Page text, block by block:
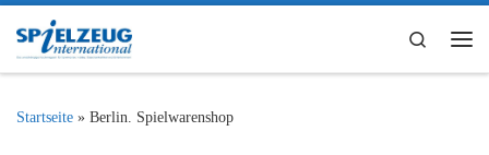
Zum Inhalt springen
Search
Startseite » Berlin. Spielwarenshop